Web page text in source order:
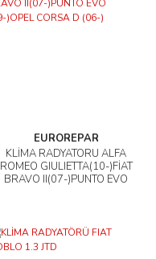
EUROREPAR
KLİMA RADYATÖRÜ ALFA
ROMEO GIULIETTA(10-)FİAT
BRAVO II(07-)PUNTO EVO